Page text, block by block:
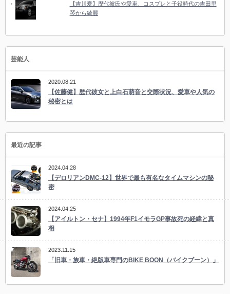
【吉川愛】歴代彼氏や愛車、コスプレと子役時代の吉田里
琴から綺麗
芸能人
2020.08.21
【佐藤健】歴代彼女と上白石萌音と交際状況、愛車や人気の
秘密とは
最近の記事
2024.04.28
【デロリアンDMC-12】世界で最も有名なタイムマシンの秘
密
2024.04.25
【アイルトン・セナ】1994年F1イモラGP事故死の経緯と真
相
2023.11.15
「旧車・族車・絶版車専門のBIKE BOON（バイクブーン）」